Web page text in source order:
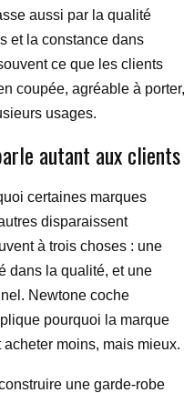
aussi par la qualité
et la constance dans
ce que les clients
coupée, agréable à porter,
usages.
autant aux clients
certaines marques
disparaissent
à trois choses : une
dans la qualité, et une
Newtone coche
pourquoi la marque
moins, mais mieux.
une garde-robe